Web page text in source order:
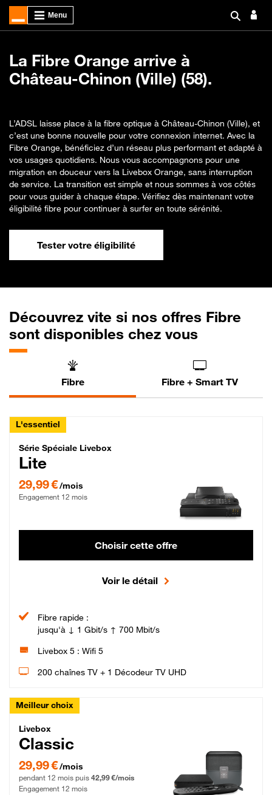
La Fibre Orange arrive à
Château-Chinon (Ville) (58).
L’ADSL laisse place à la fibre optique à Château-Chinon (Ville), et
c’est une bonne nouvelle pour votre connexion internet. Avec la
Fibre Orange, bénéficiez d’un réseau plus performant et adapté à
vos usages quotidiens. Nous vous accompagnons pour une
migration en douceur vers la Livebox Orange, sans interruption
de service. La transition est simple et nous sommes à vos côtés
pour vous guider à chaque étape. Vérifiez dès maintenant votre
éligibilité fibre pour continuer à surfer en toute sérénité.
Tester votre éligibilité
Découvrez vite si nos offres Fibre
sont disponibles chez vous
Fibre Fibre + Smart TV
L'essentiel
Série Spéciale Livebox Lite Fibre
Série Spéciale Livebox
Lite
29,99 €/mois
Engagement 12 mois
Choisir cette offre
Voir le détail
Fibre rapide :
jusqu'à ↓ 1 Gbit/s ↑ 700 Mbit/s
Livebox 5 : Wifi 5
200 chaînes TV + 1 Décodeur TV UHD
Meilleur choix
Livebox Classic Fibre
Livebox
Classic
29,99 € par mois pendant 12 mois puis 42,99 € par mois, Engagement 12 mois
29,99 €/mois
pendant 12 mois puis 42,99 €/mois
Engagement 12 mois